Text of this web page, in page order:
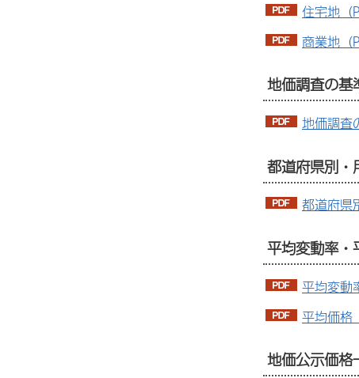
住宅地（
商業地（
地価調査の基
地価調査
都道府県別・
都道府県
平均変動率・
平均変動
平均価格
地価公示価格